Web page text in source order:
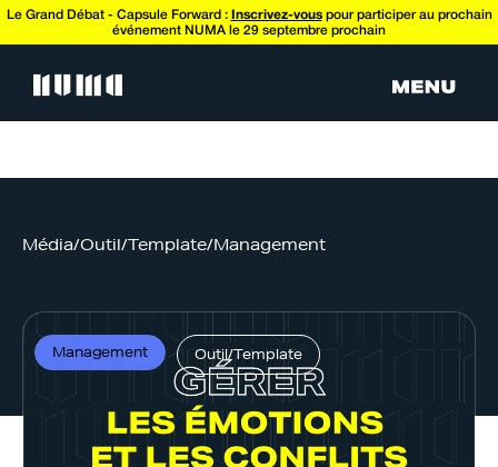
Le Grand Débat - Capsule Forward : Inscrivez-vouspour participer au prochain
événement NUMA le 29 septembre prochain
Média/Outil/Template/Management
Management Outil/Template